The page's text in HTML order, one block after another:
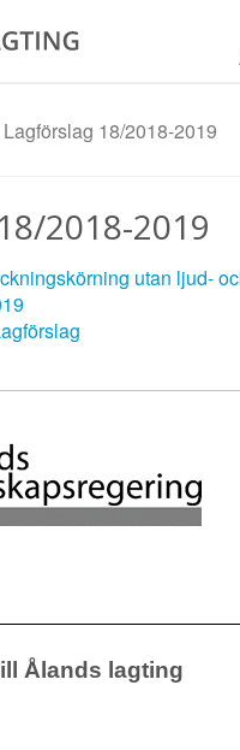
Lagförslag 18/2018-2019
2018-2019
utan ljud-
Ålands lagting